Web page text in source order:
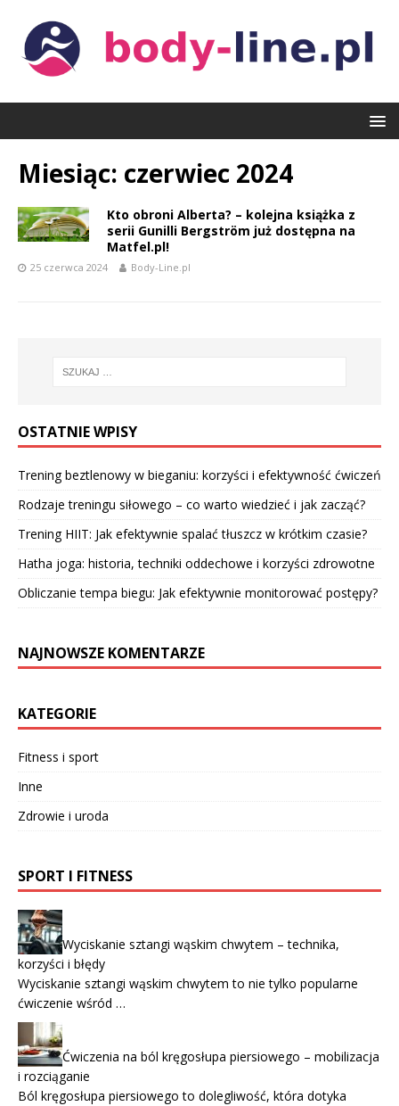
Miesiąc: czerwiec 2024
Kto obroni Alberta? – kolejna książka z
serii Gunilli Bergström już dostępna na
Matfel.pl!
25 czerwca 2024 Body-Line.pl
OSTATNIE WPISY
Trening beztlenowy w bieganiu: korzyści i efektywność ćwiczeń
Rodzaje treningu siłowego – co warto wiedzieć i jak zacząć?
Trening HIIT: Jak efektywnie spalać tłuszcz w krótkim czasie?
Hatha joga: historia, techniki oddechowe i korzyści zdrowotne
Obliczanie tempa biegu: Jak efektywnie monitorować postępy?
NAJNOWSZE KOMENTARZE
KATEGORIE
Fitness i sport
Inne
Zdrowie i uroda
SPORT I FITNESS
Wyciskanie sztangi wąskim chwytem – technika,
korzyści i błędy
Wyciskanie sztangi wąskim chwytem to nie tylko popularne
ćwiczenie wśród …
Ćwiczenia na ból kręgosłupa piersiowego – mobilizacja
i rozciąganie
Ból kręgosłupa piersiowego to dolegliwość, która dotyka